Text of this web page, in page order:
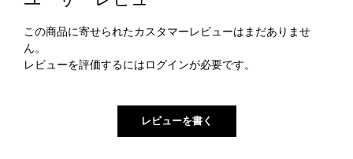
この商品に寄せられたカスタマーレビューはまだありませ
ん。
レビューを評価するには ログインが必要です。